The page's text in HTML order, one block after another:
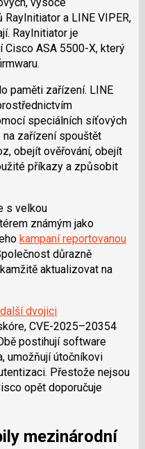
a LINE VIPER,
RayInitiator je
ASA 5500-X, který
paměti zařízení. LINE
speciálních síťových
zařízení spouštět
obejít ověřování, obejít
příkazy a způsobit
s velkou
známým jako
kampaní reportovanou
důrazně
aktualizovat na
další dvojici
CVE-2025–20354
postihují software
umožňují útočníkovi
Přestože nejsou
opět doporučuje
mezinárodní